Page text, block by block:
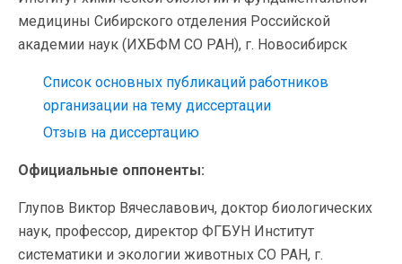
медицины Сибирского отделения Российской
академии наук (ИХБФМ СО РАН), г. Новосибирск
Список основных публикаций работников
организации на тему диссертации
Отзыв на диссертацию
Официальные оппоненты:
Глупов Виктор Вячеславович, доктор биологических
наук, профессор, директор ФГБУН Институт
систематики и экологии животных СО РАН, г.